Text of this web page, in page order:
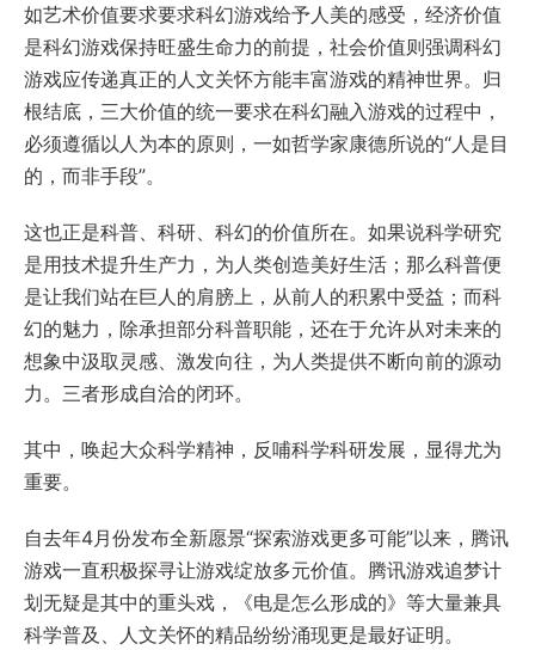
如艺术价值要求要求科幻游戏给予人美的感受，经济价值
是科幻游戏保持旺盛生命力的前提，社会价值则强调科幻
游戏应传递真正的人文关怀方能丰富游戏的精神世界。归
根结底，三大价值的统一要求在科幻融入游戏的过程中，
必须遵循以人为本的原则，一如哲学家康德所说的“人是目
的，而非手段”。
这也正是科普、科研、科幻的价值所在。如果说科学研究
是用技术提升生产力，为人类创造美好生活；那么科普便
是让我们站在巨人的肩膀上，从前人的积累中受益；而科
幻的魅力，除承担部分科普职能，还在于允许从对未来的
想象中汲取灵感、激发向往，为人类提供不断向前的源动
力。三者形成自洽的闭环。
其中，唤起大众科学精神，反哺科学科研发展，显得尤为
重要。
自去年4月份发布全新愿景“探索游戏更多可能”以来，腾讯
游戏一直积极探寻让游戏绽放多元价值。腾讯游戏追梦计
划无疑是其中的重头戏，《电是怎么形成的》等大量兼具
科学普及、人文关怀的精品纷纷涌现更是最好证明。